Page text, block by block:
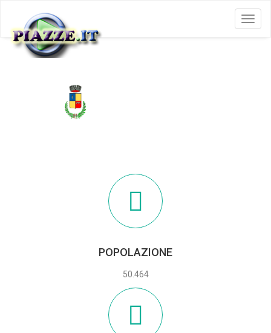
Menu
POPOLAZIONE
50.464